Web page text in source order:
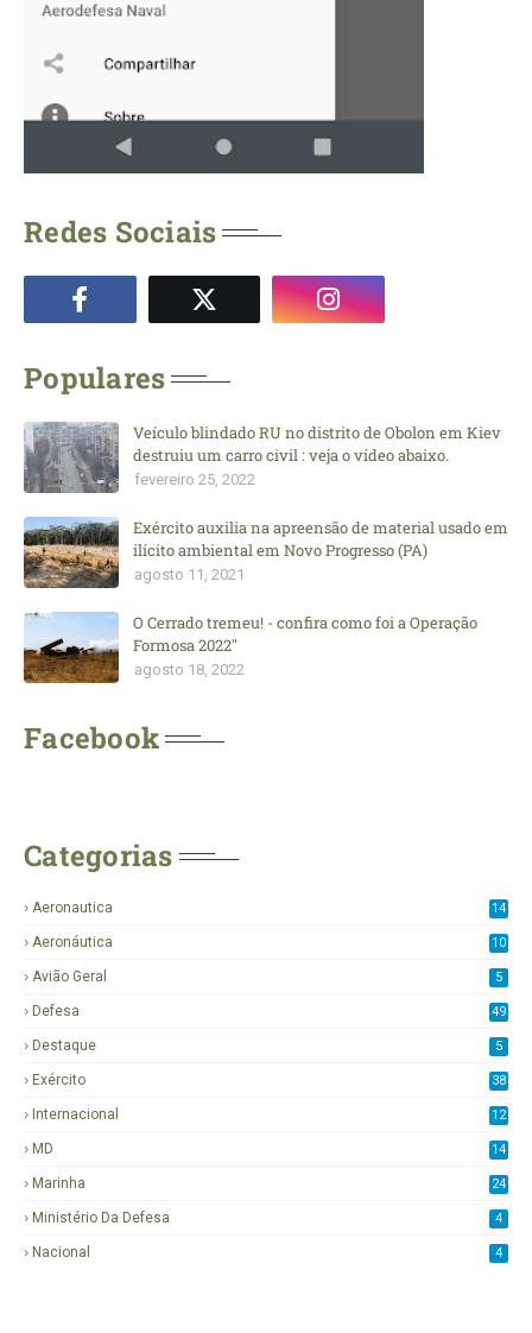
Redes Sociais
Populares
Veículo blindado RU no distrito de Obolon em Kiev
destruiu um carro civil : veja o vídeo abaixo.
fevereiro 25, 2022
Exército auxilia na apreensão de material usado em
ilícito ambiental em Novo Progresso (PA)
agosto 11, 2021
O Cerrado tremeu! - confira como foi a Operação
Formosa 2022"
agosto 18, 2022
Facebook
Categorias
Aeronautica
14
Aeronáutica
10
Avião Geral 5
Defesa 49
Destaque 5
Exército 38
Internacional
12
MD 14
Marinha
24
Ministério Da Defesa 4
Nacional 4